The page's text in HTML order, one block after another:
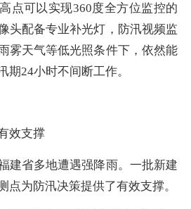
点可以实现360度全方位监控的
头配备专业补光灯，防汛视频监
雾天气等低光照条件下，依然能
期24小时不间断工作。
效支撑
建省多地遭遇强降雨。一批新建
点为防汛决策提供了有效支撑。